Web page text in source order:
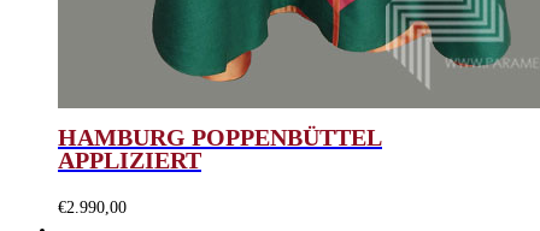
HAMBURG POPPENBÜTTEL
APPLIZIERT
€2.990,00